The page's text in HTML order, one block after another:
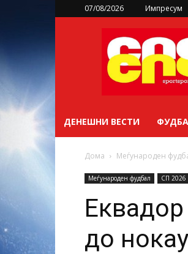
07/08/2026 Импресум
sportsport.mk
ДЕНЕШНИ ВЕСТИ
Дома Меѓународен
Меѓународен фудбал СП 2026
до